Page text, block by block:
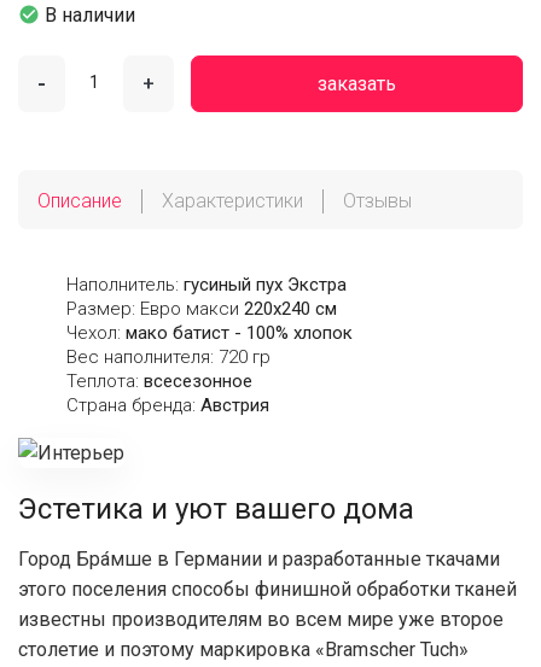
 В наличии
- + заказать
Описание Характеристики Отзывы
Наполнитель: гусиный пух Экстра
Размер: Евро макси 220х240 см
Чехол: мако батист - 100% хлопок
Вес наполнителя: 720 гр
Теплота: всесезонное
Страна бренда: Австрия
Эстетика и уют вашего дома
Город Бра́мше в Германии и разработанные ткачами
этого поселения способы финишной обработки тканей
известны производителям во всем мире уже второе
столетие и поэтому маркировка «Bramscher Tuch»